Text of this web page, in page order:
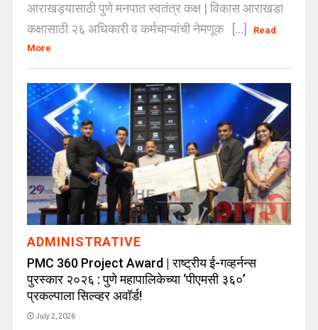
आराखड्यासाठी पुणे मनपात स्वतंत्र कक्ष | विकास आराखडा
कक्षासाठी २६ अधिकारी व कर्मचाऱ्यांची नेमणूक [...]
Read
More
ADMINISTRATIVE
PMC 360 Project Award | राष्ट्रीय ई-गव्हर्नन्स
पुरस्कार २०२६ : पुणे महापालिकेच्या ‘पीएमसी ३६०’
प्रकल्पाला सिल्व्हर अवॉर्ड!
July 2, 2026